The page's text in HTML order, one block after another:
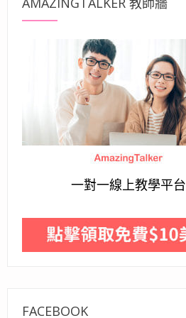
一對一線上教學平台
FACEBOOK